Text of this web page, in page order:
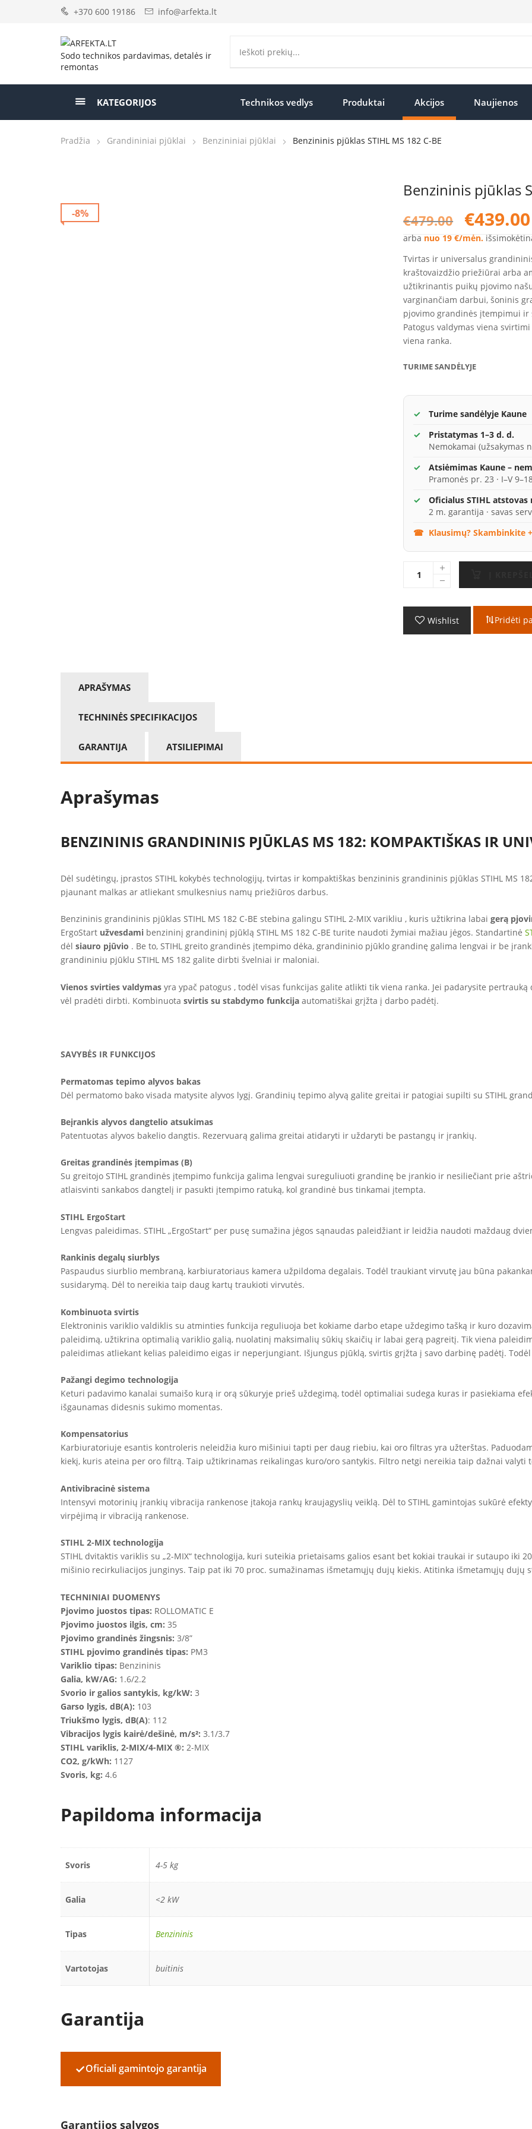
+370 600 19186 info@arfekta.lt
Sodo technikos pardavimas, detalės ir
remontas
KATEGORIJOS Technikos vedlys Produktai Akcijos Naujienos
Pradžia Grandininiai pjūklai Benzininiai pjūklai Benzininis pjūklas STIHL MS 182 C-BE
-8%
Benzininis pjūklas
€479.00
price
was:
€439.00
arba nuo 19 €/mėn.
Tvirtas ir universalus
kraštovaizdžio priežiūrai arba
užtikrinantis puikų pjovimo
varginančiam darbui, šoninis
pjovimo grandinės įtempimui
Patogus valdymas viena
viena ranka.
TURIME SANDĖLYJE
Turime sandėlyje Kaune
Pristatymas 1–3 d. d.
Nemokamai (užsakymas
Atsiėmimas Kaune –
Pramonės pr. 23 · I–V
Oficialus STIHL atstovas
2 m. garantija · savas
Klausimų? Skambinkite
Wishlist Pridėti
APRAŠYMAS
TECHNINĖS SPECIFIKACIJOS
GARANTIJA ATSILIEPIMAI
Aprašymas
BENZININIS GRANDININIS PJŪKLAS MS 182: KOMPAKTIŠKAS IR
Dėl sudėtingų, įprastos STIHL kokybės technologijų, tvirtas ir kompaktiškas benzininis grandininis pjūklas STIHL MS
pjaunant malkas ar atliekant smulkesnius namų priežiūros darbus.
Benzininis grandininis pjūklas STIHL MS 182 C-BE stebina galingu STIHL 2-MIX varikliu , kuris užtikrina labai gerą
ErgoStart užvesdami benzininį grandininį pjūklą STIHL MS 182 C-BE turite naudoti žymiai mažiau jėgos. Standartinė
dėl siauro pjūvio . Be to, STIHL greito grandinės įtempimo dėka, grandininio pjūklo grandinę galima lengvai ir be
grandininiu pjūklu STIHL MS 182 galite dirbti švelniai ir maloniai.
Vienos svirties valdymas yra ypač patogus , todėl visas funkcijas galite atlikti tik viena ranka. Jei padarysite
vėl pradėti dirbti. Kombinuota svirtis su stabdymo funkcija automatiškai grįžta į darbo padėtį.
SAVYBĖS IR FUNKCIJOS
Permatomas tepimo alyvos bakas
Dėl permatomo bako visada matysite alyvos lygį. Grandinių tepimo alyvą galite greitai ir patogiai supilti su STIHL
Beįrankis alyvos dangtelio atsukimas
Patentuotas alyvos bakelio dangtis. Rezervuarą galima greitai atidaryti ir uždaryti be pastangų ir įrankių.
Greitas grandinės įtempimas (B)
Su greitojo STIHL grandinės įtempimo funkcija galima lengvai sureguliuoti grandinę be įrankio ir nesiliečiant prie
atlaisvinti sankabos dangtelį ir pasukti įtempimo ratuką, kol grandinė bus tinkamai įtempta.
STIHL ErgoStart
Lengvas paleidimas. STIHL „ErgoStart“ per pusę sumažina jėgos sąnaudas paleidžiant ir leidžia naudoti maždaug
Rankinis degalų siurblys
Paspaudus siurblio membraną, karbiuratoriaus kamera užpildoma degalais. Todėl traukiant virvutę jau būna
susidarymą. Dėl to nereikia taip daug kartų traukioti virvutės.
Kombinuota svirtis
Elektroninis variklio valdiklis su atminties funkcija reguliuoja bet kokiame darbo etape uždegimo tašką ir kuro
paleidimą, užtikrina optimalią variklio galią, nuolatinį maksimalių sūkių skaičių ir labai gerą pagreitį. Tik viena
paleidimas atliekant kelias paleidimo eigas ir neperjungiant. Išjungus pjūklą, svirtis grįžta į savo darbinę padėtį.
Pažangi degimo technologija
Keturi padavimo kanalai sumaišo kurą ir orą sūkuryje prieš uždegimą, todėl optimaliai sudega kuras ir pasiekiama
išgaunamas didesnis sukimo momentas.
Kompensatorius
Karbiuratoriuje esantis kontroleris neleidžia kuro mišiniui tapti per daug riebiu, kai oro filtras yra užterštas.
kiekį, kuris ateina per oro filtrą. Taip užtikrinamas reikalingas kuro/oro santykis. Filtro netgi nereikia taip dažnai valyti
Antivibracinė sistema
Intensyvi motorinių įrankių vibracija rankenose įtakoja rankų kraujagyslių veiklą. Dėl to STIHL gamintojas sukūrė
virpėjimą ir vibraciją rankenose.
STIHL 2-MIX technologija
STIHL dvitaktis variklis su „2-MIX“ technologija, kuri suteikia prietaisams galios esant bet kokiai traukai ir sutaupo iki
mišinio recirkuliacijos junginys. Taip pat iki 70 proc. sumažinamas išmetamųjų dujų kiekis. Atitinka išmetamųjų dujų
TECHNINIAI DUOMENYS
Pjovimo juostos tipas: ROLLOMATIC E
Pjovimo juostos ilgis, cm: 35
Pjovimo grandinės žingsnis: 3/8”
STIHL pjovimo grandinės tipas: PM3
Variklio tipas: Benzininis
Galia, kW/AG: 1.6/2.2
Svorio ir galios santykis, kg/kW: 3
Garso lygis, dB(A): 103
Triukšmo lygis, dB(A): 112
Vibracijos lygis kairė/dešinė, m/s²: 3.1/3.7
STIHL variklis, 2-MIX/4-MIX ®: 2-MIX
CO2, g/kWh: 1127
Svoris, kg: 4.6
Papildoma informacija
Svoris 4-5 kg
Galia <2 kW
Tipas Benzininis
Vartotojas buitinis
Garantija
✓Oficiali gamintojo garantija
Garantijos sąlygos